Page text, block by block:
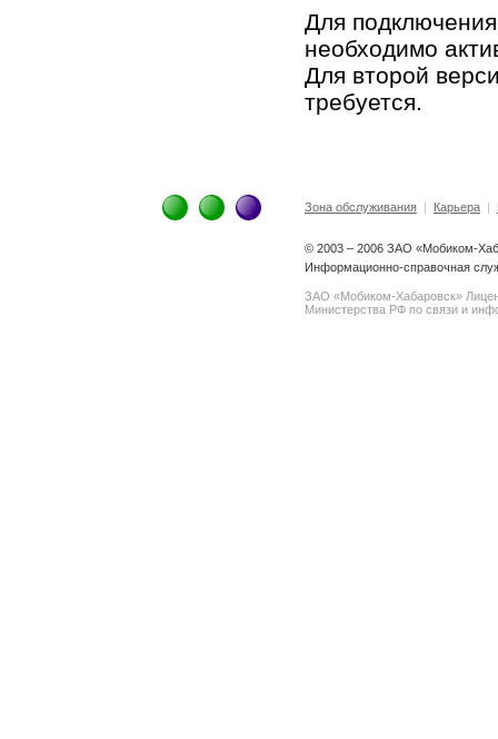
Для
необходимо
Для второй
требуется.
Зона обслуживания| Карьера|
© 2003 – 2006 ЗАО «Мобиком-
Информационно-справочная
ЗАО «Мобиком-Хабаровск»
Министерства РФ по связи и